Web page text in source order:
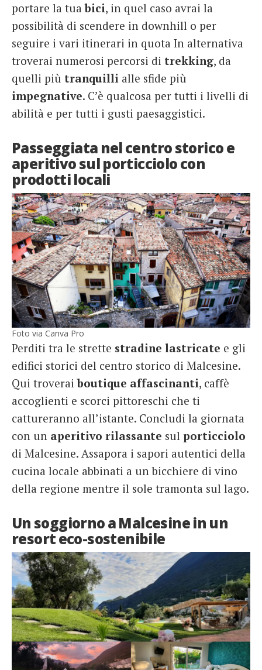
portare la tuabici, in quel caso avrai la
possibilità di scendere in downhill o per
seguire i vari itinerari in quota In alternativa
troverai numerosi percorsi di trekking, da
quelli più tranquilli alle sfide più
impegnative. C’è qualcosa per tutti i livelli di
abilità e per tutti i gusti paesaggistici.
Passeggiata nel centro storico e
aperitivo sul porticciolo con
prodotti locali
Foto via Canva Pro
Perditi tra le strette stradine lastricate e gli
edifici storici del centro storico di Malcesine.
Qui troveraiboutique affascinanti, caffè
accoglienti e scorci pittoreschi che ti
cattureranno all’istante. Concludi la giornata
con un aperitivo rilassante sul porticciolo
di Malcesine. Assapora i sapori autentici della
cucina locale abbinati a un bicchiere di vino
della regione mentre il sole tramonta sul lago.
Un soggiorno a Malcesine in un
resort eco-sostenibile